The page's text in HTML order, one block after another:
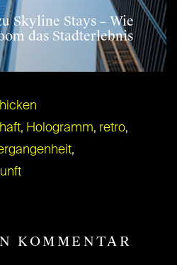
Skyline Stays – Wie
das Stadterlebnis
, Hologramm, retro,
,
KOMMENTAR